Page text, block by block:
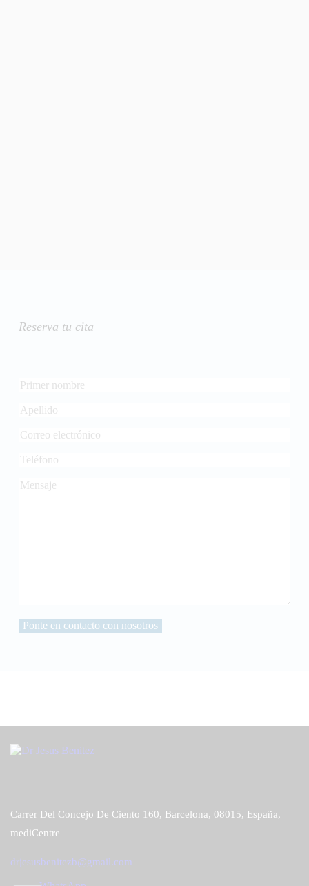
Reserva tu cita
Carrer Del Concejo De Ciento 160, Barcelona, 08015, España,
mediCentre
drjesusbenitezb@gmail.com